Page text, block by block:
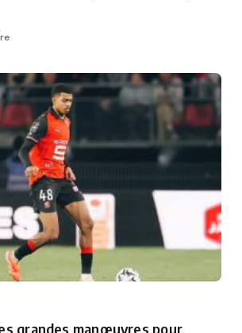
grandes manœuvres pour